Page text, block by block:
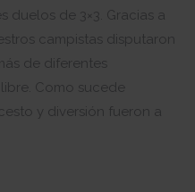
duelos de 3×3. Gracias a
campistas disputaron
de diferentes
Como sucede
y diversión fueron a